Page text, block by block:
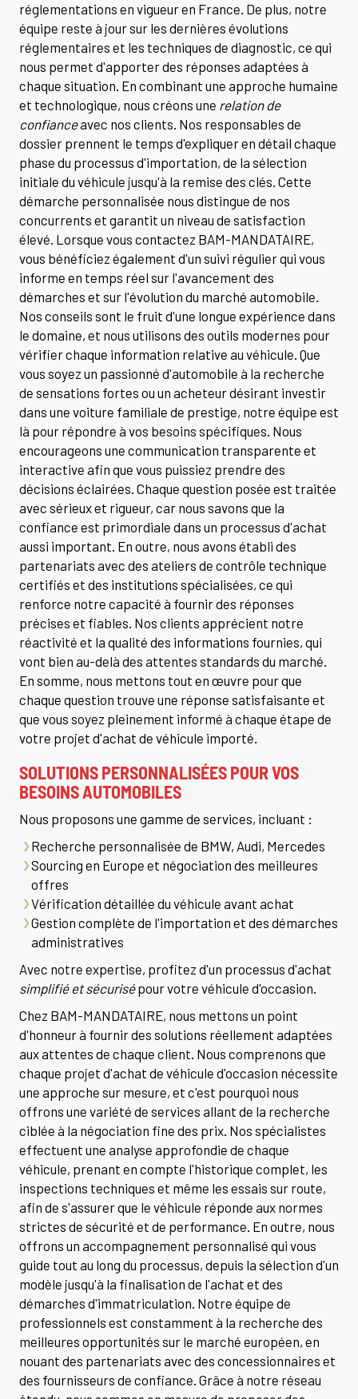
réglementations en vigueur en France. De plus, notre
équipe reste à jour sur les dernières évolutions
réglementaires et les techniques de diagnostic, ce qui
nous permet d'apporter des réponses adaptées à
chaque situation. En combinant une approche humaine
et technologique, nous créons une relation de
confianceavec nos clients. Nos responsables de
dossier prennent le temps d'expliquer en détail chaque
phase du processus d'importation, de la sélection
initiale du véhicule jusqu'à la remise des clés. Cette
démarche personnalisée nous distingue de nos
concurrents et garantit un niveau de satisfaction
élevé. Lorsque vous contactez BAM-MANDATAIRE,
vous bénéficiez également d'un suivi régulier qui vous
informe en temps réel sur l'avancement des
démarches et sur l'évolution du marché automobile.
Nos conseils sont le fruit d'une longue expérience dans
le domaine, et nous utilisons des outils modernes pour
vérifier chaque information relative au véhicule. Que
vous soyez un passionné d'automobile à la recherche
de sensations fortes ou un acheteur désirant investir
dans une voiture familiale de prestige, notre équipe est
là pour répondre à vos besoins spécifiques. Nous
encourageons une communication transparente et
interactive afin que vous puissiez prendre des
décisions éclairées. Chaque question posée est traitée
avec sérieux et rigueur, car nous savons que la
confiance est primordiale dans un processus d'achat
aussi important. En outre, nous avons établi des
partenariats avec des ateliers de contrôle technique
certifiés et des institutions spécialisées, ce qui
renforce notre capacité à fournir des réponses
précises et fiables. Nos clients apprécient notre
réactivité et la qualité des informations fournies, qui
vont bien au-delà des attentes standards du marché.
En somme, nous mettons tout en œuvre pour que
chaque question trouve une réponse satisfaisante et
que vous soyez pleinement informé à chaque étape de
votre projet d'achat de véhicule importé.
SOLUTIONS PERSONNALISÉES POUR VOS
BESOINS AUTOMOBILES
Nous proposons une gamme de services, incluant :
Recherche personnalisée de BMW, Audi, Mercedes
Sourcing en Europe et négociation des meilleures
offres
Vérification détaillée du véhicule avant achat
Gestion complète de l'importation et des démarches
administratives
Avec notre expertise, profitez d'un processus d'achat
simplifié et sécurisépour votre véhicule d'occasion.
Chez BAM-MANDATAIRE, nous mettons un point
d'honneur à fournir des solutions réellement adaptées
aux attentes de chaque client. Nous comprenons que
chaque projet d'achat de véhicule d'occasion nécessite
une approche sur mesure, et c'est pourquoi nous
offrons une variété de services allant de la recherche
ciblée à la négociation fine des prix. Nos spécialistes
effectuent une analyse approfondie de chaque
véhicule, prenant en compte l'historique complet, les
inspections techniques et même les essais sur route,
afin de s'assurer que le véhicule réponde aux normes
strictes de sécurité et de performance. En outre, nous
offrons un accompagnement personnalisé qui vous
guide tout au long du processus, depuis la sélection d'un
modèle jusqu'à la finalisation de l'achat et des
démarches d'immatriculation. Notre équipe de
professionnels est constamment à la recherche des
meilleures opportunités sur le marché européen, en
nouant des partenariats avec des concessionnaires et
des fournisseurs de confiance. Grâce à notre réseau